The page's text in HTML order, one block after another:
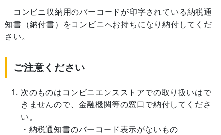
コンビニ収納用のバーコードが印字されている納税通
知書（納付書）をコンビニへお持ちになり納付してくだ
さい。
ご注意ください
次のものはコンビニエンスストアでの取り扱いはで
きませんので、金融機関等の窓口で納付してくださ
い。
・納税通知書のバーコード表示がないもの